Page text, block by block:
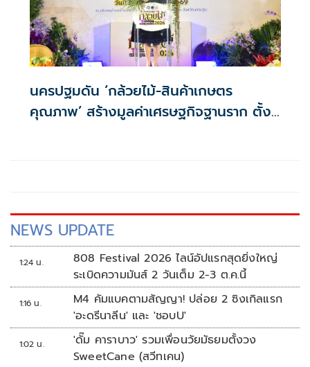
นครปฐมดัน ‘กล้วยไม้-สินค้าเกษตร
คุณภาพ’ สร้างมูลค่าเศรษฐกิจฐานราก ตั้ง
NEWS UPDATE
1:24 น.
808 Festival 2026 ไลน์อัปแรกสุดยิ่งใหญ่
ระเบิดความมันส์ 2 วันเต็ม 2-3 ต.ค.นี้
1:16 น.
M4 คัมแบคตามสัญญา! ปล่อย 2 ซิงเกิลแรก
'อะดรีนาลีน' และ 'ชอบU'
1:02 น.
'ดั๊ม คาราบาว' รวมเพื่อนวัยมัธยมตั้งวง
SweetCane (สวีทเคน)